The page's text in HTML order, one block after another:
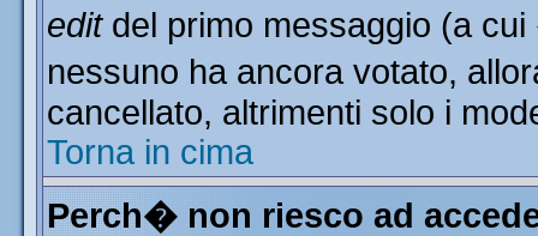
editdel primo messaggio (a
nessuno ha ancora votato,
cancellato, altrimenti solo i
Torna in cima
Perch� non riesco ad